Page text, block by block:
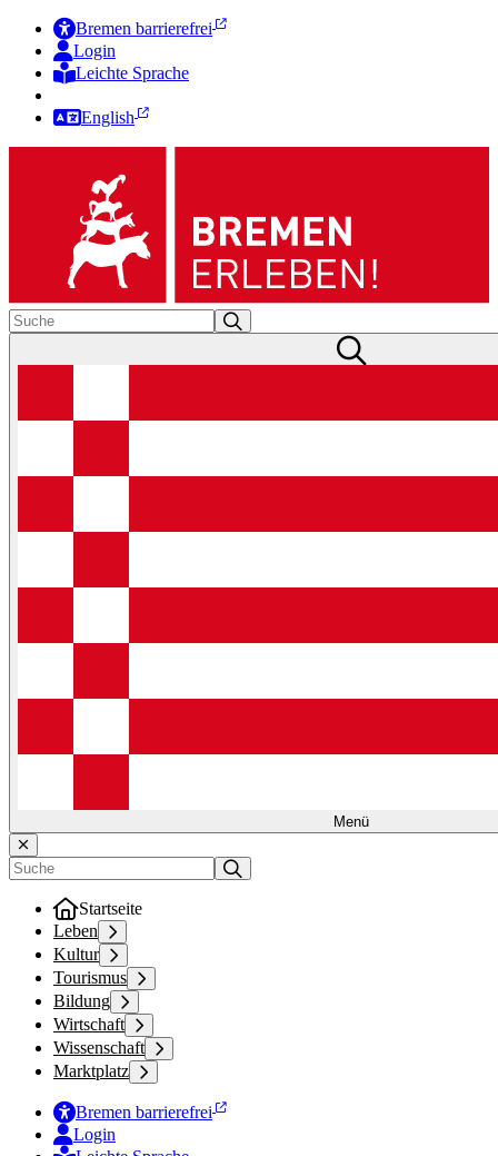
Bremen barrierefrei
Login
Leichte Sprache
English
Menü
Startseite
Leben
Kultur
Tourismus
Bildung
Wirtschaft
Wissenschaft
Marktplatz
Bremen barrierefrei
Login